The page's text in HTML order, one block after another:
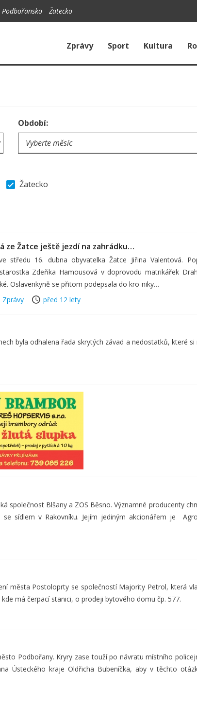
Podbořansko Žatecko
Zprávy Sport Kultura
Období:
Žatecko
ze Žatce ještě jezdí na zahrádku…
středu 16. dubna obyvatelka Žatce Jiřina Valentová.
Zdeňka Hamousová v doprovodu matrikářek
Oslavenkyně se přitom podepsala do kro-niky…
Zprávy před 12 lety
byla odhalena řada skrytých závad a nedostatků, které si
společnost Blšany a ZOS Běsno. Významné producenty
sídlem v Rakovníku. Jejím jediným akcionářem je
města Postoloprty se společností Majority Petrol, která
má čerpací stanici, o prodeji bytového domu čp. 577.
Podbořany. Kryry zase touží po návratu místního
Ústeckého kraje Oldřicha Bubeníčka, aby v těchto